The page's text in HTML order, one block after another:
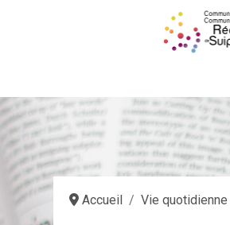
Accueil Vie quotidienne